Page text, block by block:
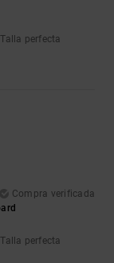
perfecta
Compra verificada
perfecta